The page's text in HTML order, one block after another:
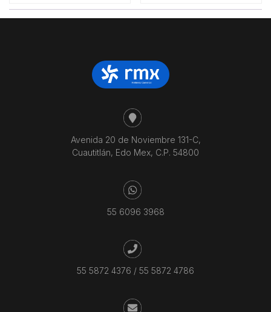
Avenida 20 de Noviembre 131-C,
Cuautitlán, Edo Mex, C.P. 54800
55 6096 3968
55 5872 4376 / 55 5872 4786